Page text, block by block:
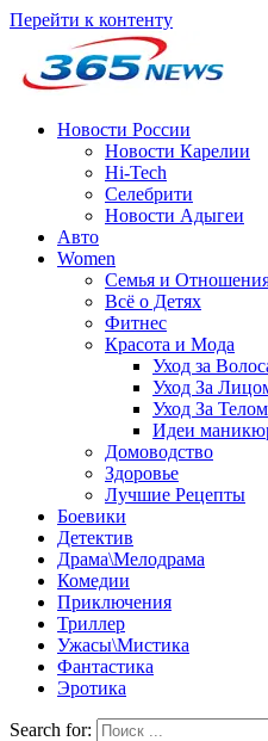
Перейти к контенту
Новости России
Новости Карелии
Hi-Tech
Селебрити
Новости Адыгеи
Авто
Women
Семья и
Всё о Детях
Фитнес
Красота и Мода
Уход за
Уход За
Уход За Телом
Идеи
Домоводство
Здоровье
Лучшие Рецепты
Боевики
Детектив
Драма\Мелодрама
Комедии
Приключения
Триллер
Ужасы\Мистика
Фантастика
Эротика
Search for: